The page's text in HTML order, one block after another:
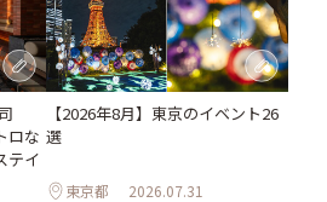
ロな
テイ
【2026年8月】東京のイベント26
選
東京都 2026.07.31